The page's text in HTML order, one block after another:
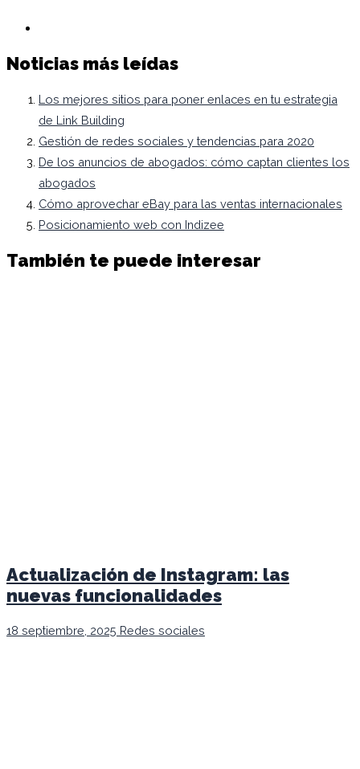
Noticias más leídas
Los mejores sitios para poner enlaces en tu estrategia
de Link Building
Gestión de redes sociales y tendencias para 2020
De los anuncios de abogados: cómo captan clientes los
abogados
Cómo aprovechar eBay para las ventas internacionales
Posicionamiento web con Indizee
También te puede interesar
Actualización de Instagram: las
nuevas funcionalidades
18 septiembre, 2025 Redes sociales